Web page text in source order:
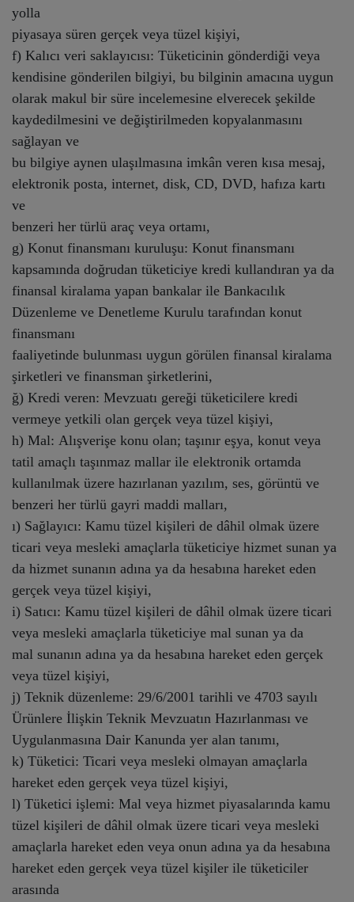
yolla
piyasaya süren gerçek veya tüzel kişiyi,
f) Kalıcı veri saklayıcısı: Tüketicinin gönderdiği veya
kendisine gönderilen bilgiyi, bu bilginin amacına uygun
olarak makul bir süre incelemesine elverecek şekilde
kaydedilmesini ve değiştirilmeden kopyalanmasını
sağlayan ve
bu bilgiye aynen ulaşılmasına imkân veren kısa mesaj,
elektronik posta, internet, disk, CD, DVD, hafıza kartı
ve
benzeri her türlü araç veya ortamı,
g) Konut finansmanı kuruluşu: Konut finansmanı
kapsamında doğrudan tüketiciye kredi kullandıran ya da
finansal kiralama yapan bankalar ile Bankacılık
Düzenleme ve Denetleme Kurulu tarafından konut
finansmanı
faaliyetinde bulunması uygun görülen finansal kiralama
şirketleri ve finansman şirketlerini,
ğ) Kredi veren: Mevzuatı gereği tüketicilere kredi
vermeye yetkili olan gerçek veya tüzel kişiyi,
h) Mal: Alışverişe konu olan; taşınır eşya, konut veya
tatil amaçlı taşınmaz mallar ile elektronik ortamda
kullanılmak üzere hazırlanan yazılım, ses, görüntü ve
benzeri her türlü gayri maddi malları,
ı) Sağlayıcı: Kamu tüzel kişileri de dâhil olmak üzere
ticari veya mesleki amaçlarla tüketiciye hizmet sunan ya
da hizmet sunanın adına ya da hesabına hareket eden
gerçek veya tüzel kişiyi,
i) Satıcı: Kamu tüzel kişileri de dâhil olmak üzere ticari
veya mesleki amaçlarla tüketiciye mal sunan ya da
mal sunanın adına ya da hesabına hareket eden gerçek
veya tüzel kişiyi,
j) Teknik düzenleme: 29/6/2001 tarihli ve 4703 sayılı
Ürünlere İlişkin Teknik Mevzuatın Hazırlanması ve
Uygulanmasına Dair Kanunda yer alan tanımı,
k) Tüketici: Ticari veya mesleki olmayan amaçlarla
hareket eden gerçek veya tüzel kişiyi,
l) Tüketici işlemi: Mal veya hizmet piyasalarında kamu
tüzel kişileri de dâhil olmak üzere ticari veya mesleki
amaçlarla hareket eden veya onun adına ya da hesabına
hareket eden gerçek veya tüzel kişiler ile tüketiciler
arasında